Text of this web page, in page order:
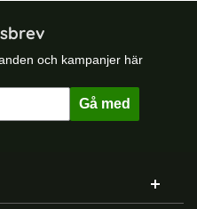
iPhone 16 Pro Max Skal
och kampanjer här
Gå med
länkar